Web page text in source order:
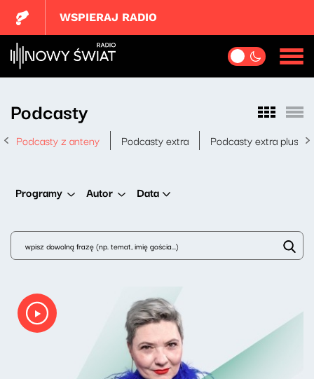
WSPIERAJ RADIO
Podcasty
Podcasty z anteny Podcasty extra Podcasty extra plus
Programy Autor Data